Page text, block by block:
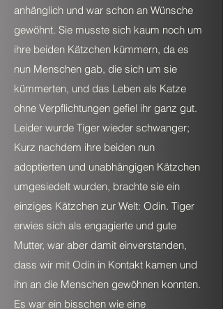
anhänglich und war schon an Wünsche
gewöhnt. Sie musste sich kaum noch um
ihre beiden Kätzchen kümmern, da es
nun Menschen gab, die sich um sie
kümmerten, und das Leben als Katze
ohne Verpflichtungen gefiel ihr ganz gut.
Leider wurde Tiger wieder schwanger;
Kurz nachdem ihre beiden nun
adoptierten und unabhängigen Kätzchen
umgesiedelt wurden, brachte sie ein
einziges Kätzchen zur Welt: Odin. Tiger
erwies sich als engagierte und gute
Mutter, war aber damit einverstanden,
dass wir mit Odin in Kontakt kamen und
ihn an die Menschen gewöhnen konnten.
Es war ein bisschen wie eine